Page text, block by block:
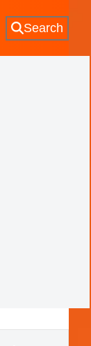
Search